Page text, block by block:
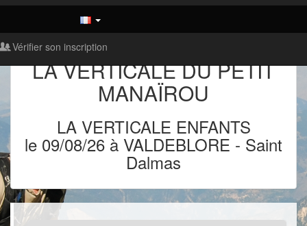
Vérifier son inscription
LA VERTICALE DU PETIT
MANAÏROU
LA VERTICALE ENFANTS
le 09/08/26 à VALDEBLORE - Saint
Dalmas